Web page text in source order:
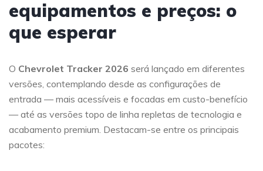
equipamentos e preços: o
que esperar
O Chevrolet Tracker 2026 será lançado em diferentes
versões, contemplando desde as configurações de
entrada — mais acessíveis e focadas em custo-benefício
— até as versões topo de linha repletas de tecnologia e
acabamento premium. Destacam-se entre os principais
pacotes: